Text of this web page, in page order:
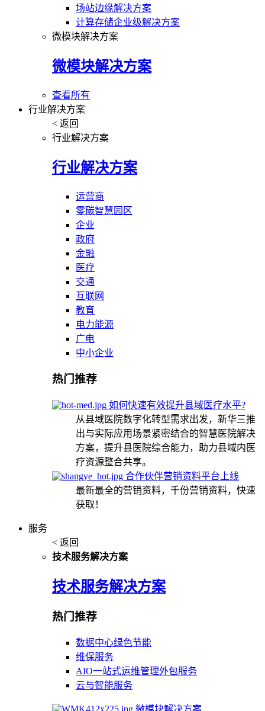
场站边缘解决方案
计算存储企业级解决方案
微模块解决方案
微模块解决方案
查看所有
行业解决方案
< 返回
行业解决方案
行业解决方案
运营商
零碳智慧园区
企业
政府
金融
医疗
交通
互联网
教育
电力能源
广电
中小企业
热门推荐
如何快速有效提升县域医疗水平?
从县域医院数字化转型需求出发，新华三推
出与实际应用场景紧密结合的智慧医院解决
方案，提升县医院综合能力，助力县域内医
疗资源整合共享。
合作伙伴营销资料平台上线
最新最全的营销资料，千份营销资料，快速
获取！
服务
< 返回
技术服务解决方案
技术服务解决方案
热门推荐
数据中心绿色节能
维保服务
AIO一站式运维管理外包服务
云与智能服务
微模块解决方案